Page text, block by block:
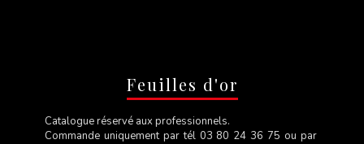
Feuilles d'or
Catalogue réservé aux professionnels.
Commande uniquement par tél 03 80 24 36 75 ou par